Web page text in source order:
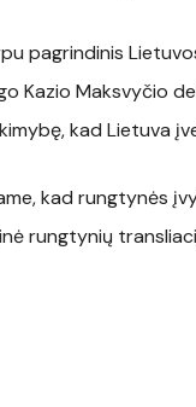
pagrindinis
Kazio Maksvyčio
kad Lietuva
kad rungtynės
rungtynių